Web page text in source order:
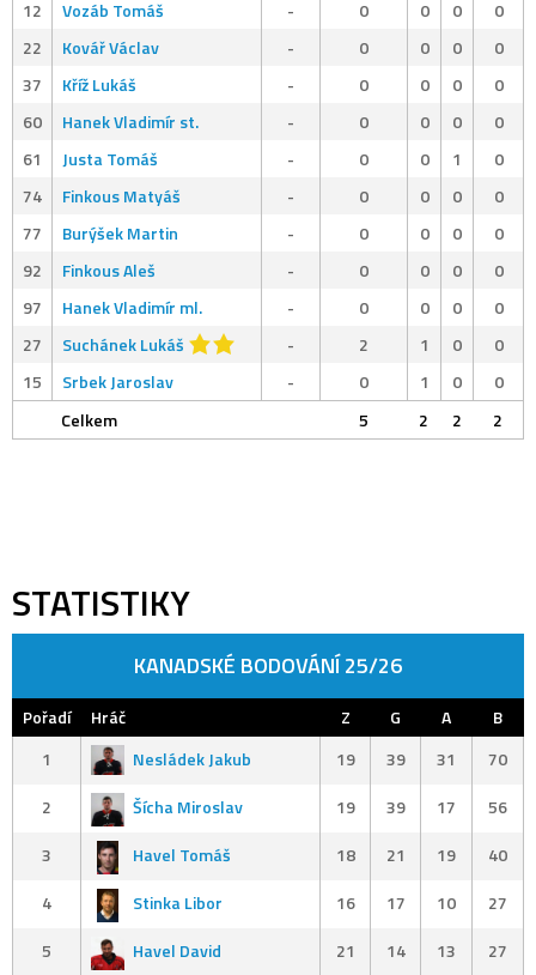
12 Vozáb Tomáš - 0 0 0
0
22
Kovář Václav - 0 0 0
0
37
Kříž Lukáš - 0 0 0
0
60
Hanek Vladimír st. - 0 0 0
0
61
Justa Tomáš - 0 0 1
0
74
Finkous Matyáš - 0 0 0
0
77
Burýšek Martin - 0 0 0
0
92
Finkous Aleš - 0 0 0
0
97
Hanek Vladimír ml. - 0 0 0
0
27
Suchánek Lukáš - 2 1 0
0
15
Srbek Jaroslav - 0 1 0
0
Celkem
5 2 2 2
STATISTIKY
KANADSKÉ BODOVÁNÍ 25/26
Pořadí Hráč Z G A
B
1
Nesládek Jakub 19 39 31
70
2
Šícha Miroslav 19 39 17
56
3
Havel Tomáš 18 21 19
40
4
Stinka Libor 16 17 10
27
5
Havel David 21 14 13
27